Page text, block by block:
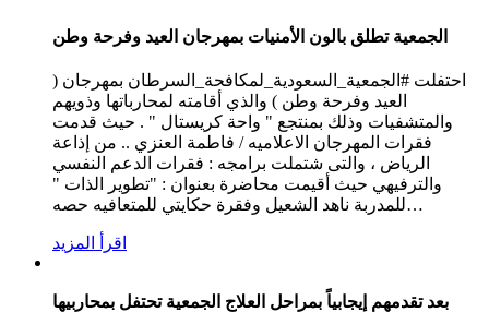
الجمعية تطلق بالون الأمنيات بمهرجان العيد وفرحة وطن
احتفلت #الجمعية_السعودية_لمكافحة_السرطان بمهرجان (
العيد وفرحة وطن ) والذي أقامته لمحارباتها وذويهم
والمتشفيات وذلك بمنتجع " واحة كريستال " . حيث قدمت
فقرات المهرجان الاعلاميه / فاطمة العنزي .. من إذاعة
الرياض ، والتى شتملت برامجه : فقرات الدعم النفسي
والترفيهي حيث أقيمت محاضرة بعنوان : "تطوير الذات "
للمدربة ناهد الشعيل وفقرة حكايتي للمتعافيه حصه…
اقرأ المزيد
بعد تقدمهم إيجابياً بمراحل العلاج الجمعية تحتفل بمحاربيها